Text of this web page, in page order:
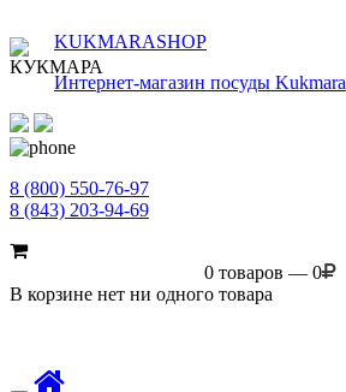
KUKMARASHOP
Интернет-магазин посуды Kukmara
8 (800) 550-76-97
8 (843) 203-94-69
0 товаров — 0
В корзине нет ни одного товара